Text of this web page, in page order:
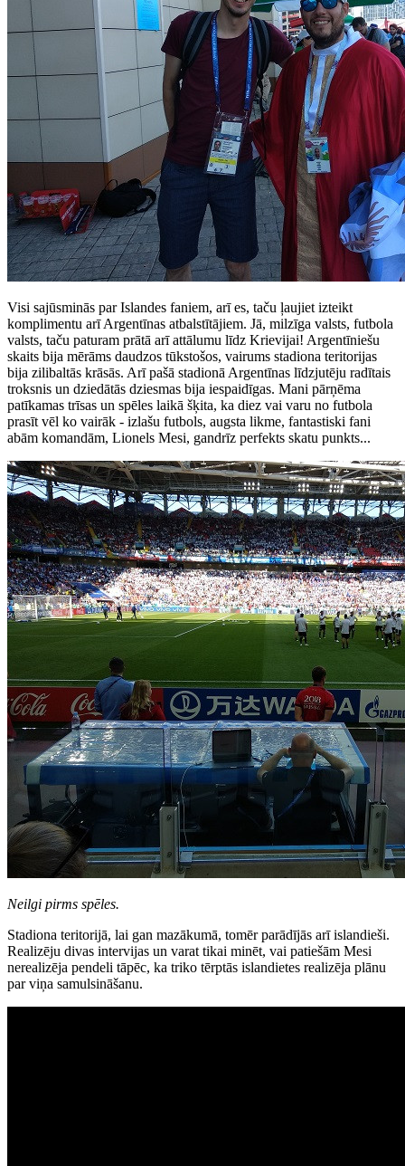
Visi sajūsminās par Islandes faniem, arī es, taču ļaujiet izteikt
komplimentu arī Argentīnas atbalstītājiem. Jā, milzīga valsts, futbola
valsts, taču paturam prātā arī attālumu līdz Krievijai! Argentīniešu
skaits bija mērāms daudzos tūkstošos, vairums stadiona teritorijas
bija zilibaltās krāsās. Arī pašā stadionā Argentīnas līdzjutēju radītais
troksnis un dziedātās dziesmas bija iespaidīgas. Mani pārņēma
patīkamas trīsas un spēles laikā šķita, ka diez vai varu no futbola
prasīt vēl ko vairāk - izlašu futbols, augsta likme, fantastiski fani
abām komandām, Lionels Mesi, gandrīz perfekts skatu punkts...
Neilgi pirms spēles.
Stadiona teritorijā, lai gan mazākumā, tomēr parādījās arī islandieši.
Realizēju divas intervijas un varat tikai minēt, vai patiešām Mesi
nerealizēja pendeli tāpēc, ka triko tērptās islandietes realizēja plānu
par viņa samulsināšanu.